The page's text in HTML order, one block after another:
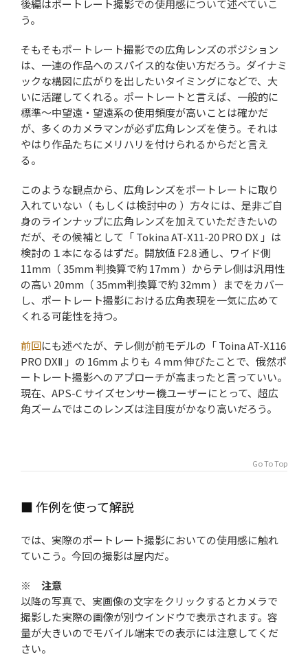
後編はポートレート撮影での使用感について述べていこ
う。
そもそもポートレート撮影での広角レンズのポジション
は、一連の作品へのスパイス的な使い方だろう。ダイナミ
ックな構図に広がりを出したいタイミングになどで、大
いに活躍してくれる。ポートレートと言えば、一般的に
標準～中望遠・望遠系の使用頻度が高いことは確かだ
が、多くのカメラマンが必ず広角レンズを使う。それは
やはり作品たちにメリハリを付けられるからだと言え
る。
このような観点から、広角レンズをポートレートに取り
入れていない（ もしくは検討中の ）方々には、是非ご自
身のラインナップに広角レンズを加えていただきたいの
だが、その候補として「 Tokina AT-X11-20 PRO DX 」は
検討の１本になるはずだ。開放値 F2.8 通し、ワイド側
11mm（ 35mm 判換算で約 17mm ）からテレ側は汎用性
の高い 20mm（ 35mm判換算で約 32mm ）までをカバー
し、ポートレート撮影における広角表現を一気に広めて
くれる可能性を持つ。
前回にも述べたが、テレ側が前モデルの「 Toina AT-X116
PRO DXⅡ 」の 16mm よりも ４mm 伸びたことで、俄然ポ
ートレート撮影へのアプローチが高まったと言っていい。
現在、APS-C サイズセンサー機ユーザーにとって、超広
角ズームではこのレンズは注目度がかなり高いだろう。
Go To Top
■ 作例を使って解説
では、実際のポートレート撮影においての使用感に触れ
ていこう。今回の撮影は屋内だ。
※ 注意
以降の写真で、 実画像の文字をクリックするとカメラで
撮影した実際の画像が別ウインドウで表示されます。容
量が大きいのでモバイル端末での表示には注意してくだ
さい。